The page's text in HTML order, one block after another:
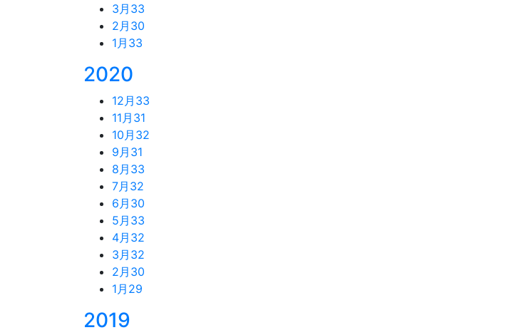
3月 33
2月 30
1月 33
2020
12月 33
11月 31
10月 32
9月 31
8月 33
7月 32
6月 30
5月 33
4月 32
3月 32
2月 30
1月 29
2019